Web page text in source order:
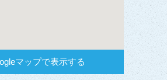
マップで表示する